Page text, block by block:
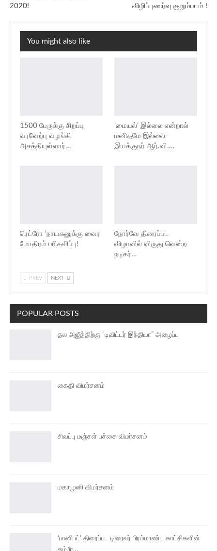
2020!
விழிப்புணர்வு குறும்படம் !
You might also like
1500 பேருக்கு சிறப்பு
வரவேற்பு வழங்கி
அசத்தியுள்ளார்…
‘மையல்’ இல்லை என்றால்
மனிதமே இல்லை-
இயக்குநர் ஆர்.வி.…
ரெட்ரோ ‘நாயகனுக்கு வைர
மோதிரம் பரிசளிப்பு!
நோர்வே திரைப்பட
விழாவில் விருது வென்ற
நடிகர்…
PREV NEXT
POPULAR POSTS
தல அஜீத்திற்கு “டிவிட்டர் இந்தியா” அழைப்பு
கைதி விமர்சனம்
சிவப்பு மஞ்சள் பச்சை விமர்சனம்
மகாமுனி விமர்சனம்
‘பானிபட்’ திரைப்பட டிரைலர் பிரம்மாண்ட காட்சிகளின்